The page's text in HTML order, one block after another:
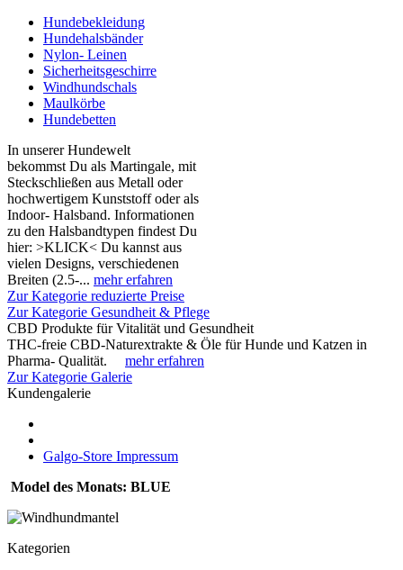
Hundebekleidung
Hundehalsbänder
Nylon- Leinen
Sicherheitsgeschirre
Windhundschals
Maulkörbe
Hundebetten
In unserer Hundewelt
bekommst Du als Martingale, mit
Steckschließen aus Metall oder
hochwertigem Kunststoff oder als
Indoor- Halsband. Informationen
zu den Halsbandtypen findest Du
hier: >KLICK< Du kannst aus
vielen Designs, verschiedenen
Breiten (2.5-... mehr erfahren
Zur Kategorie reduzierte Preise
Zur Kategorie Gesundheit & Pflege
CBD Produkte für Vitalität und Gesundheit
THC-freie CBD-Naturextrakte & Öle für Hunde und Katzen in
Pharma- Qualität. mehr erfahren
Zur Kategorie Galerie
Kundengalerie
Galgo-Store Impressum
Model des Monats: BLUE
Kategorien